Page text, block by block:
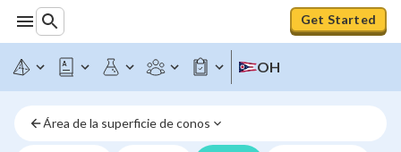
Get Started
OH
Área de la superficie de conos